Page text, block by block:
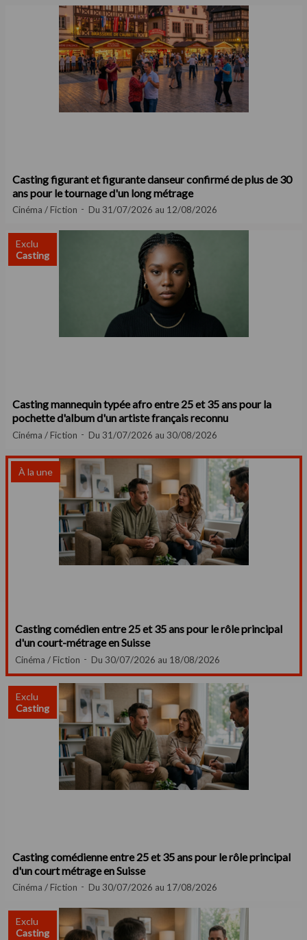
Casting figurant et figurante danseur confirmé de plus de 30
ans pour le tournage d'un long métrage
Cinéma / Fiction Du 31/07/2026 au 12/08/2026
Exclu
Casting
Casting mannequin typée afro entre 25 et 35 ans pour la
pochette d'album d'un artiste français reconnu
Cinéma / Fiction Du 31/07/2026 au 30/08/2026
À la une
Casting comédien entre 25 et 35 ans pour le rôle principal
d'un court-métrage en Suisse
Cinéma / Fiction Du 30/07/2026 au 18/08/2026
Exclu
Casting
Casting comédienne entre 25 et 35 ans pour le rôle principal
d'un court métrage en Suisse
Cinéma / Fiction Du 30/07/2026 au 17/08/2026
Exclu
Casting